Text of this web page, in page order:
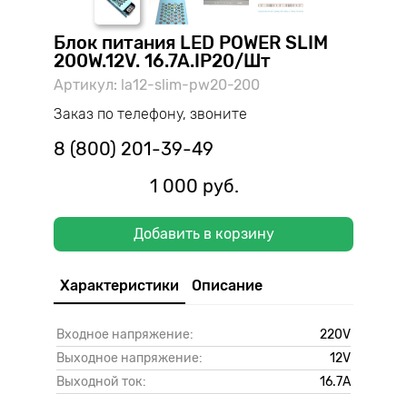
Блок питания LED POWER SLIM
200W.12V. 16.7A.IP20/Шт
Артикул: la12-slim-pw20-200
1 000 руб.
Добавить в корзину
Заказ по телефону, звоните
8 (800) 201-39-49
Характеристики Описание
Входное напряжение:
220V
Выходное напряжение:
12V
Выходной ток:
16.7А